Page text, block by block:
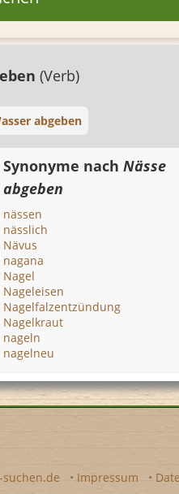
(Verb)
abgeben
Synonyme nachNässe
abgeben
nässen
nässlich
Nävus
nagana
Nagel
Nageleisen
Nagelfalzentzündung
Nagelkraut
nageln
nagelneu
• Impressum •